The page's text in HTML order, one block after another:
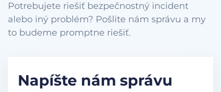
Potrebujete riešiť bezpečnostný incident
alebo iný problém? Pošlite nám správu a my
to budeme promptne riešiť.
Napíšte nám správu